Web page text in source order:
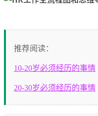
推荐阅读：
10-20岁必须经历的事情
20-30岁必须经历的事情